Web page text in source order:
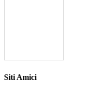
Siti Amici